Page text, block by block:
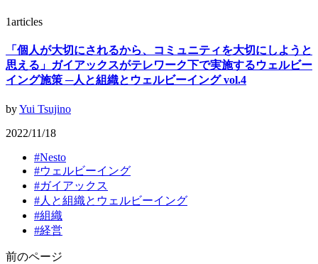
1articles
「個人が大切にされるから、コミュニティを大切にしようと
思える」ガイアックスがテレワーク下で実施するウェルビー
イング施策 ─人と組織とウェルビーイング vol.4
byYui Tsujino
2022/11/18
#Nesto
#ウェルビーイング
#ガイアックス
#人と組織とウェルビーイング
#組織
#経営
前のページ